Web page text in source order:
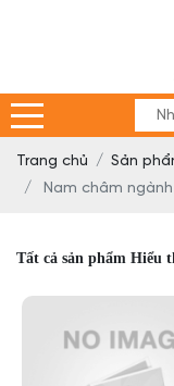
Trang chủ Sản
Nam châm
Tất cả sản phẩm Hiểu